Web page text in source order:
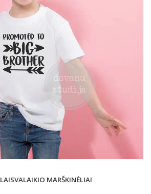
LAISVALAIKIO MARŠKINĖLIAI